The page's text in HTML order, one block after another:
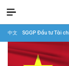
中文 SGGP Đầu tư Tài